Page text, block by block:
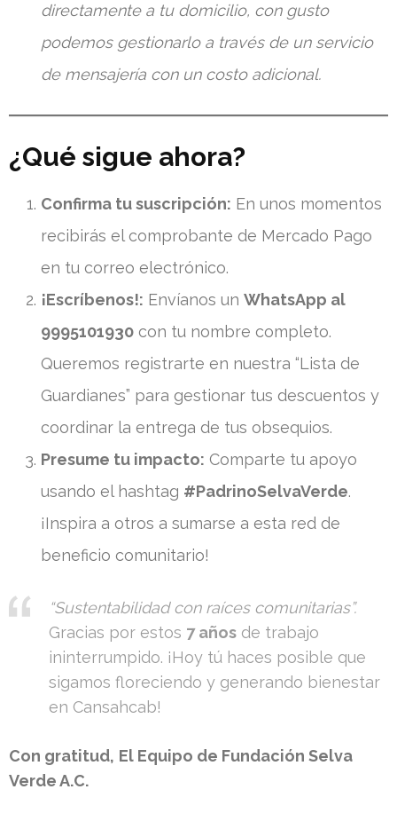
directamente a tu domicilio, con gusto
podemos gestionarlo a través de un servicio
de mensajería con un costo adicional.
¿Qué sigue ahora?
Confirma tu suscripción: En unos momentos
recibirás el comprobante de Mercado Pago
en tu correo electrónico.
¡Escríbenos!: Envíanos un WhatsApp al
9995101930 con tu nombre completo.
Queremos registrarte en nuestra “Lista de
Guardianes” para gestionar tus descuentos y
coordinar la entrega de tus obsequios.
Presume tu impacto: Comparte tu apoyo
usando el hashtag #PadrinoSelvaVerde.
¡Inspira a otros a sumarse a esta red de
beneficio comunitario!
“Sustentabilidad con raíces comunitarias”.
Gracias por estos 7 años de trabajo
ininterrumpido. ¡Hoy tú haces posible que
sigamos floreciendo y generando bienestar
en Cansahcab!
Con gratitud, El Equipo de Fundación Selva
Verde A.C.